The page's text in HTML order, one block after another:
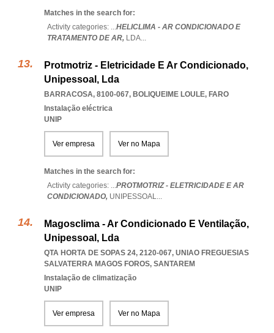
Matches in the search for:
Activity categories: ...HELICLIMA - AR CONDICIONADO E
TRATAMENTO DE AR, LDA...
Protmotriz - Eletricidade E Ar Condicionado,
Unipessoal, Lda
BARRACOSA, 8100-067, BOLIQUEIME LOULE, FARO
Instalação eléctrica
UNIP
Ver empresa Ver no Mapa
Matches in the search for:
Activity categories: ...PROTMOTRIZ - ELETRICIDADE E AR
CONDICIONADO, UNIPESSOAL...
Magosclima - Ar Condicionado E Ventilação,
Unipessoal, Lda
QTA HORTA DE SOPAS 24, 2120-067, UNIAO FREGUESIAS
SALVATERRA MAGOS FOROS, SANTAREM
Instalação de climatização
UNIP
Ver empresa Ver no Mapa